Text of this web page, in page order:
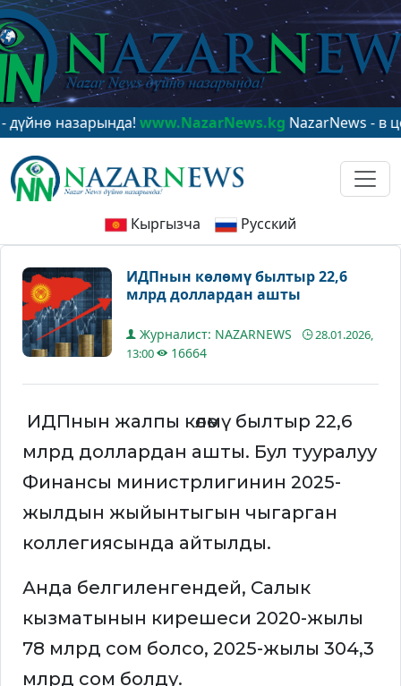
назарында!www.NazarNews.kgNazarNews - в
Кыргызча Русский
ИДПнын көлөмү былтыр 22,6
млрд доллардан ашты
Журналист: NAZARNEWS
28.01.2026,
13:00
16664
ИДПнын жалпы көлөмү былтыр 22,6
млрд доллардан ашты. Бул тууралуу
Финансы министрлигинин 2025-
жылдын жыйынтыгын чыгарган
коллегиясында айтылды.
Анда белгиленгендей, Салык
кызматынын кирешеси 2020-жылы
78 млрд сом болсо, 2025-жылы 304,3
млрд сом болду.